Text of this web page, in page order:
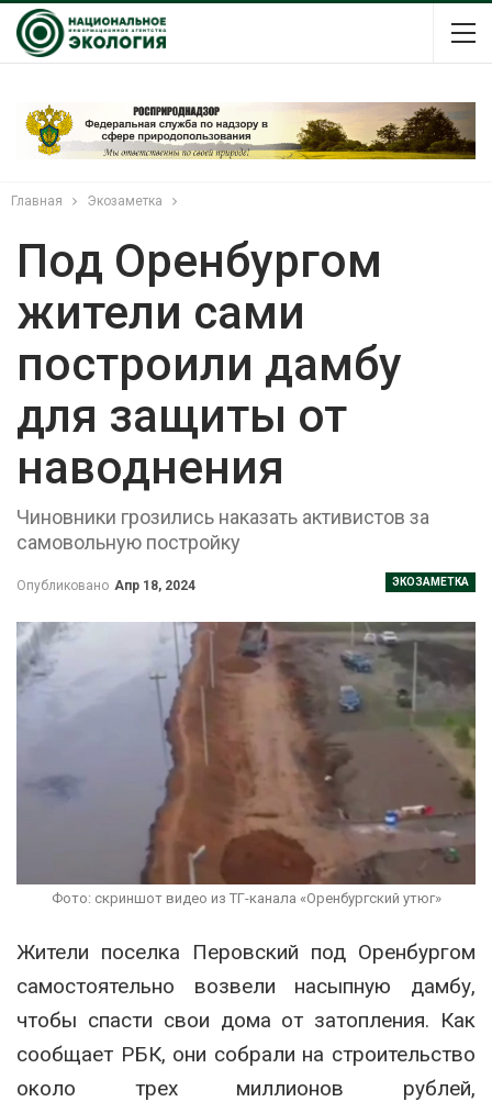
Главная Экозаметка
Под Оренбургом
жители сами
построили дамбу
для защиты от
наводнения
Чиновники грозились наказать активистов за
самовольную постройку
ЭКОЗАМЕТКА
Опубликовано Апр 18, 2024
Фото: скриншот видео из ТГ-канала «Оренбургский утюг»
Жители поселка Перовский под Оренбургом
самостоятельно возвели насыпную дамбу,
чтобы спасти свои дома от затопления. Как
сообщает РБК, они собрали на строительство
около трех миллионов рублей,